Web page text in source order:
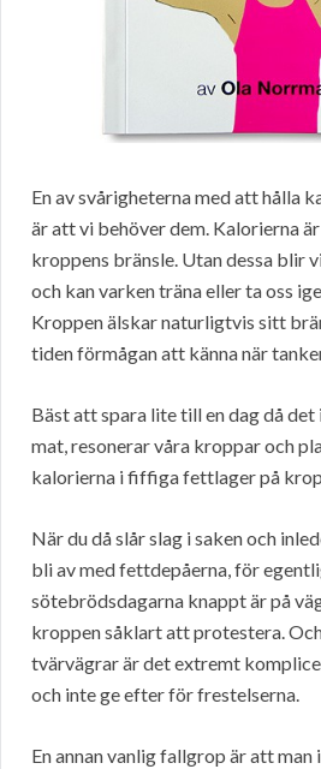
En av svårigheterna med att hålla
är att vi behöver dem. Kalorierna
kroppens bränsle. Utan dessa blir
och kan varken träna eller ta oss
Kroppen älskar naturligtvis sitt
tiden förmågan att känna när
Bäst att spara lite till en dag då
mat, resonerar våra kroppar och
kalorierna i fiffiga fettlager på
När du då slår slag i saken och
bli av med fettdepåerna, för
sötebrödsdagarna knappt är på
kroppen såklart att protestera.
tvärvägrar är det extremt
och inte ge efter för frestelserna.
En annan vanlig fallgrop är att man